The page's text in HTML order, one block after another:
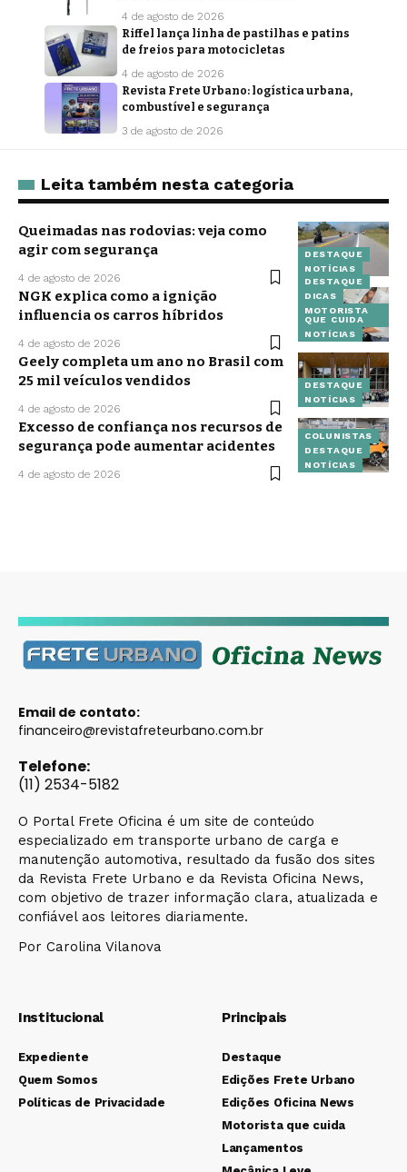
4 de agosto de 2026
Riffel lança linha de pastilhas e patins
de freios para motocicletas
4 de agosto de 2026
Revista Frete Urbano: logística urbana,
combustível e segurança
3 de agosto de 2026
Leita também nesta categoria
DESTAQUE
NOTÍCIAS
Queimadas nas rodovias: veja como
agir com segurança
4 de agosto de 2026
DESTAQUE
DICAS
MOTORISTA
QUE CUIDA
NOTÍCIAS
NGK explica como a ignição
influencia os carros híbridos
4 de agosto de 2026
DESTAQUE
NOTÍCIAS
Geely completa um ano no Brasil com
25 mil veículos vendidos
4 de agosto de 2026
COLUNISTAS
DESTAQUE
NOTÍCIAS
Excesso de confiança nos recursos de
segurança pode aumentar acidentes
4 de agosto de 2026
Email de contato:
financeiro@revistafreteurbano.com.br
Telefone:
(11) 2534-5182
O Portal Frete Oficina é um site de conteúdo
especializado em transporte urbano de carga e
manutenção automotiva, resultado da fusão dos sites
da Revista Frete Urbano e da Revista Oficina News,
com objetivo de trazer informação clara, atualizada e
confiável aos leitores diariamente.
Por Carolina Vilanova
Institucional
Expediente
Quem Somos
Políticas de Privacidade
Principais
Destaque
Edições Frete Urbano
Edições Oficina News
Motorista que cuida
Lançamentos